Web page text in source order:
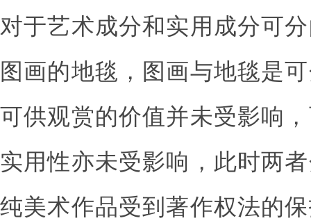
对于艺术成分和实用成分可
图画的地毯，图画与地毯是
可供观赏的价值并未受影响
实用性亦未受影响，此时两
纯美术作品受到著作权法的